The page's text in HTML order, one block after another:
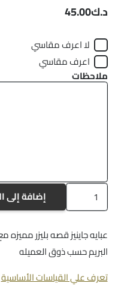
د.ك45.00
لا اعرف مقاسي
اعرف مقاسي
ملاحظات
كمية
a489
إضافة إلى
عبايه جاينيز قصه بليزر مميزه
البريم حسب ذوق العميله
تعرف علي القياسات الأساسية